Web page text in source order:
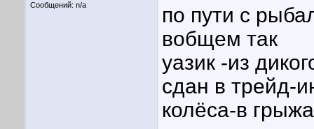
Сообщений: n/a
по пути с
вобщем так
уазик -из
сдан в трейд-
колёса-в